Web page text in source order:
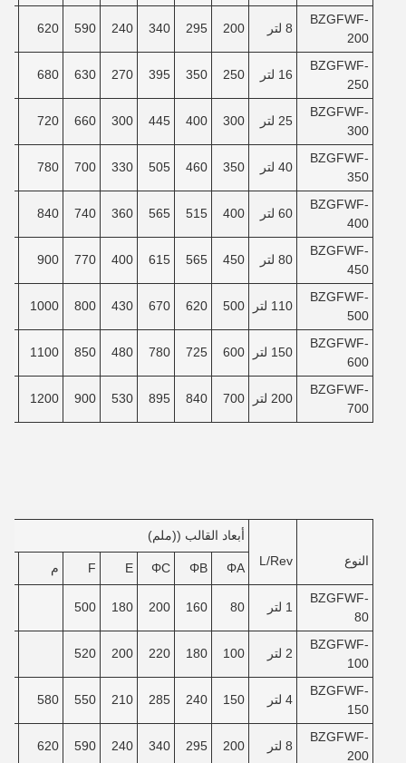
BZGFWF-
200
8 لتر 200
295
340
240
590
620
BZGFWF-
250
16 لتر 250
350
395
270
630
680
BZGFWF-
300
25 لتر 300
400
445
300
660
720
BZGFWF-
350
40 لتر 350
460
505
330
700
780
BZGFWF-
400
60 لتر 400
515
565
360
740
840
BZGFWF-
450
80 لتر 450
565
615
400
770
900
BZGFWF-
500
110 لتر 500
620
670
430
800
1000
BZGFWF-
600
150 لتر 600
725
780
480
850
1100
BZGFWF-
700
200 لتر 700
840
895
530
900
1200
النوع L/Rev
أبعاد القالب ((ملم)
ΦA
ΦB
ΦC
E
F م
BZGFWF-
80
1 لتر 80
160
200
180
500
BZGFWF-
100
2 لتر 100
180
220
200
520
BZGFWF-
150
4 لتر 150
240
285
210
550
580
BZGFWF-
200
8 لتر 200
295
340
240
590
620